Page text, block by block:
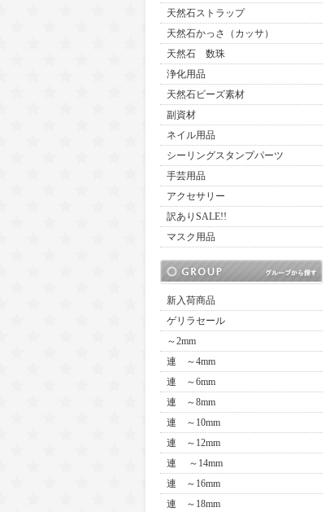
天然石ストラップ
天然石かっさ（カッサ）
天然石 数珠
浄化用品
天然石ビーズ素材
副資材
ネイル用品
シーリングスタンプパーツ
手芸用品
アクセサリー
訳ありSALE!!
マスク用品
新入荷商品
ゲリラセール
～2mm
連 ～4mm
連 ～6mm
連 ～8mm
連 ～10mm
連 ～12mm
連 ～14mm
連 ～16mm
連 ～18mm